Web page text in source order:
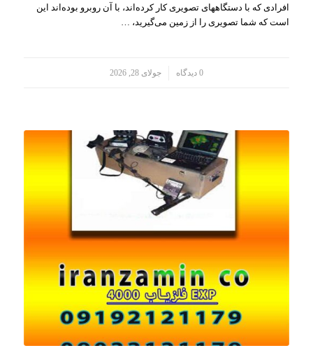
افرادی که با دستگاههای تصویری کار کرده‌اند، با آن روبرو بوده‌اند این
است که شما تصویری را از زمین می‌گیرید، …
0 دیدگاه جولای 28, 2026